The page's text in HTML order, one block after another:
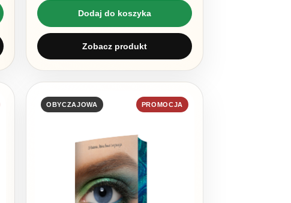
Dodaj do koszyka
Zobacz produkt
OBYCZAJOWA PROMOCJA